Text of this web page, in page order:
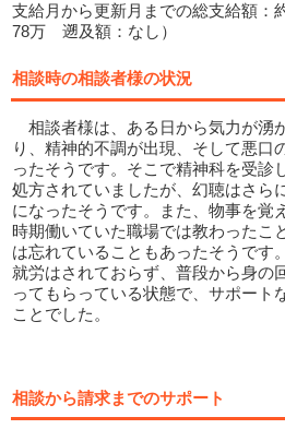
支給月から更新月までの総支給額：
78万 遡及額：なし）
相談時の相談者様の状況
相談者様は、ある日から気力が湧
り、精神的不調が出現、そして悪口
ったそうです。そこで精神科を受診
処方されていましたが、幻聴はさら
になったそうです。また、物事を覚
時期働いていた職場では教わったこ
は忘れていることもあったそうです
就労はされておらず、普段から身の
ってもらっている状態で、サポート
ことでした。
相談から請求までのサポート